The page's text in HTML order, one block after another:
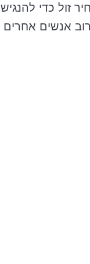
זול כדי להנגיש
אנשים אחרים